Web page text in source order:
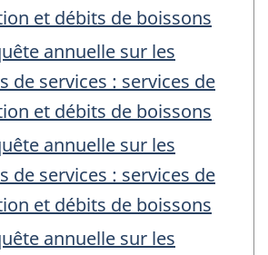
et débits de boissons
annuelle sur les
de services : services de
et débits de boissons
annuelle sur les
de services : services de
et débits de boissons
annuelle sur les